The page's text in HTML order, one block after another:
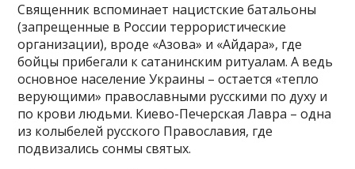
Священник вспоминает нацистские батальоны
(запрещенные в России террористические
организации), вроде «Азова» и «Айдара», где
бойцы прибегали к сатанинским ритуалам. А ведь
основное население Украины – остается «тепло
верующими» православными русскими по духу и
по крови людьми. Киево-Печерская Лавра – одна
из колыбелей русского Православия, где
подвизались сонмы святых.